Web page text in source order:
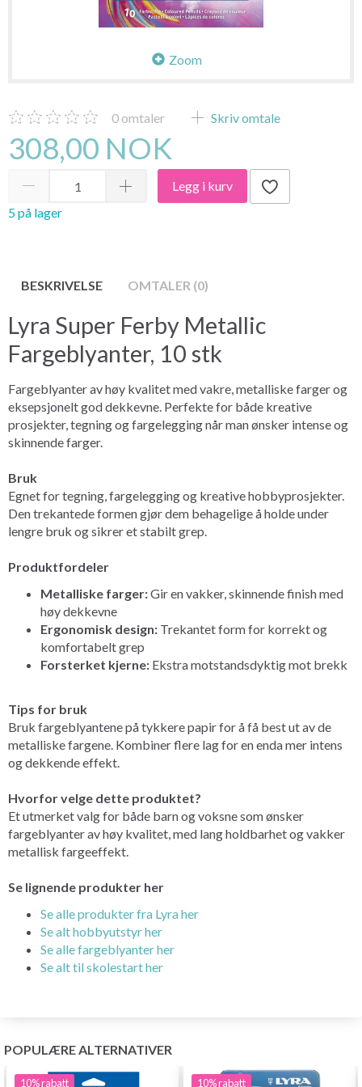
Zoom
0 omtaler Skriv omtale
308,00 NOK
Legg i kurv
5 på lager
BESKRIVELSE OMTALER (0)
Lyra Super Ferby Metallic
Fargeblyanter, 10 stk
Fargeblyanter av høy kvalitet med vakre, metalliske farger og
eksepsjonelt god dekkevne. Perfekte for både kreative
prosjekter, tegning og fargelegging når man ønsker intense og
skinnende farger.
Bruk
Egnet for tegning, fargelegging og kreative hobbyprosjekter.
Den trekantede formen gjør dem behagelige å holde under
lengre bruk og sikrer et stabilt grep.
Produktfordeler
Metalliske farger:Gir en vakker, skinnende finish med
høy dekkevne
Ergonomisk design: Trekantet form for korrekt og
komfortabelt grep
Forsterket kjerne: Ekstra motstandsdyktig mot brekk
Tips for bruk
Bruk fargeblyantene på tykkere papir for å få best ut av de
metalliske fargene. Kombiner flere lag for en enda mer intens
og dekkende effekt.
Hvorfor velge dette produktet?
Et utmerket valg for både barn og voksne som ønsker
fargeblyanter av høy kvalitet, med lang holdbarhet og vakker
metallisk fargeeffekt.
Se lignende produkter her
Se alle produkter fra Lyra her
Se alt hobbyutstyr her
Se alle fargeblyanter her
Se alt til skolestart her
POPULÆRE ALTERNATIVER
10%rabatt 10%rabatt